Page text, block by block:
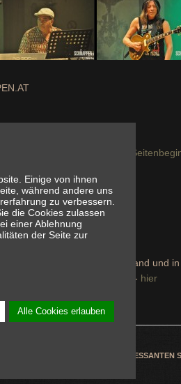
Einige von ihnen
während andere uns
zu verbessern.
die Cookies zulassen
einer Ablehnung
der Seite zur
Alle Cookies erlauben
Zum
Veranstaltungen im Burgenland und
Esterhazy in Eisenstadt - hier
SCHNAPPEN.AT: DIE INTERESSANTEN